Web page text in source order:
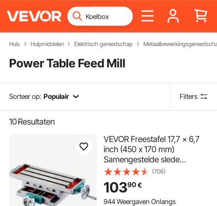
Huis Hulpmiddelen Elektrisch gereedschap
Power Table Feed Mill
Sorteer op: Populair Filters
10Resultaten
VEVOR Freestafel 17,7 × 6,7
inch (450 x 170 mm)
Samengestelde slede
Freestafel 30 kg
Multifunctionele werktafel
Kruisfreesmachine
Samengestelde 2-assige 4-
(706)
10390€
944 Weergaven Onlangs